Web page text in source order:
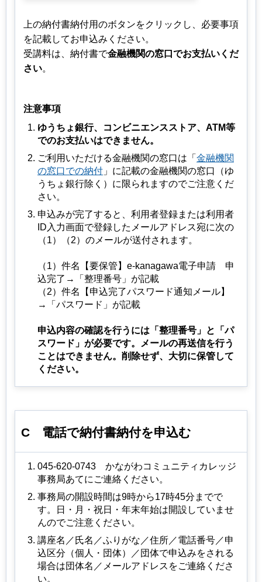
上の納付書納付用のボタンをクリックし、必要事項
を記載してお申込みください。
受講料は、納付書で金融機関の窓口でお支払いくだ
さい。
注意事項
ゆうちょ銀行、コンビニエンスストア、ATM等
でのお支払いはできません。
ご利用いただける金融機関の窓口は「 金融機関
の窓口での納付 」に記載の金融機関の窓口（ゆ
うちょ銀行除く）に限られますのでご注意くだ
さい。
申込みが完了すると、利用者登録または利用者
ID入力画面で登録したメールアドレス宛に次の
（1）（2）のメールが送付されます。
（1）件名【要保管】e-kanagawa電子申請 申
込完了→「整理番号」が記載
（2）件名【申込完了パスワード通知メール】
→「パスワード」が記載
申込内容の確認を行うには「整理番号」と「パ
スワード」が必要です。メールの再送信を行う
ことはできません。削除せず、大切に保管して
ください。
C 電話で納付書納付を申込む
045-620-0743 かながわコミュニティカレッジ
事務局あてにご連絡ください。
事務局の開設時間は9時から17時45分までで
す。⽇・⽉・祝⽇・年末年始は開設していませ
んのでご注意ください。
講座名／⽒名／ふりがな／住所／電話番号／申
込区分（個人・団体）／団体で申込みをされる
場合は団体名／メールアドレスをご連絡くださ
い。